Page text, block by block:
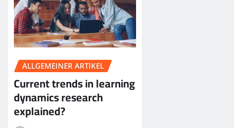
ALLGEMEINER ARTIKEL
Current trends in learning
dynamics research
explained?